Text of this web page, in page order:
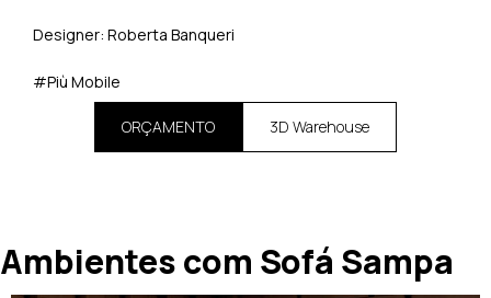
Designer: Roberta Banqueri
#Più Mobile
ORÇAMENTO 3D Warehouse
Ambientes com Sofá Sampa